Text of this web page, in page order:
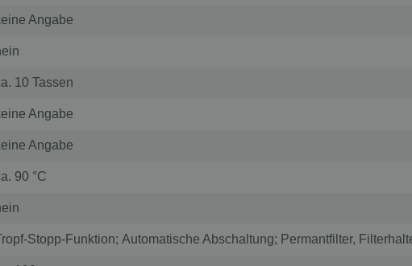
Angabe
10 Tassen
Angabe
Angabe
90 °C
Stopp-Funktion; Automatische Abschaltung; Permantfilter,